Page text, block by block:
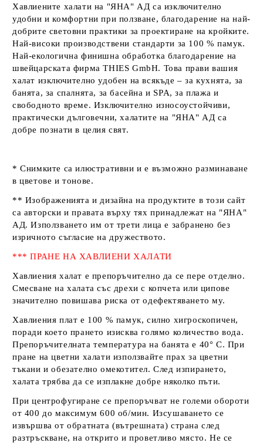
Хавлиените халати на "ЯНА" АД са изключително
удобни и комфортни при ползване, благодарение на най-
добрите световни практики за проектиране на кройките.
Най-високи производствени стандарти за 100 % памук.
Най-екологична финишна обработка благодарение на
швейцарската фирмаTHIES GmbH. Това прави вашия
халат изключително удобен на всякъде – за кухнята, за
банята, за спалнята, за басейна и SPA, за плажа и
свободното време. Изключително износоустойчиви,
практически дълговечни, халатите на "ЯНА" АД са
добре познати в целия свят.
* Снимките са илюстративни и е възможно разминаване
в цветове и тонове.
** Изображенията и дизайна на продуктите в този сайт
са авторски и правата върху тях принадлежат на "ЯНА"
АД. Използването им от трети лица е забранено без
изричното съгласие на дружеството.
*** ПРАНЕ НА ХАВЛИЕНИ ХАЛАТИ
Хавлиения халат е препоръчително да се пере отделно.
Смесване на халата със дрехи с копчета или ципове
значително повишава риска от одефектяването му.
Хавлиения плат е 100 % памук, силно хигроскопичен,
поради което прането изисква голямо количество вода.
Препоръчителната температура на банята е 40° С. При
пране на цветни халати използвайте прах за цветни
тъкани и обезателно омекотител. След изпирането,
халата трябва да се изплакне добре няколко пъти.
При центрофугиране се препоръчват не големи обороти
от 400 до максимум 600 об/мин. Изсушаването се
извършва от обратната (вътрешната) страна след
разтръскване, на открито и проветливо място. Не се